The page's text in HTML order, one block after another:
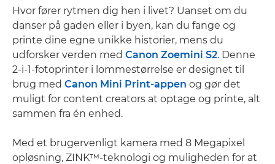
Hvor fører rytmen dig hen i livet? Uanset om du
danser på gaden eller i byen, kan du fange og
printe dine egne unikke historier, mens du
udforsker verden med Canon Zoemini S2. Denne
2-i-1-fotoprinter i lommestørrelse er designet til
brug med Canon Mini Print-appen og gør det
muligt for content creators at optage og printe, alt
sammen fra én enhed.
Med et brugervenligt kamera med 8 Megapixel
opløsning, ZINK™-teknologi og muligheden for at